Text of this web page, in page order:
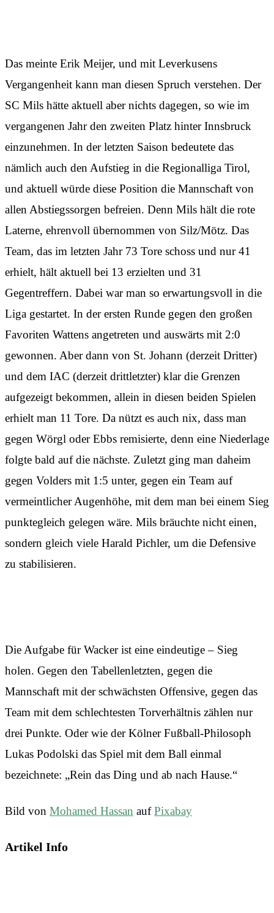
Das meinte Erik Meijer, und mit Leverkusens
Vergangenheit kann man diesen Spruch verstehen. Der
SC Mils hätte aktuell aber nichts dagegen, so wie im
vergangenen Jahr den zweiten Platz hinter Innsbruck
einzunehmen. In der letzten Saison bedeutete das
nämlich auch den Aufstieg in die Regionalliga Tirol,
und aktuell würde diese Position die Mannschaft von
allen Abstiegssorgen befreien. Denn Mils hält die rote
Laterne, ehrenvoll übernommen von Silz/Mötz. Das
Team, das im letzten Jahr 73 Tore schoss und nur 41
erhielt, hält aktuell bei 13 erzielten und 31
Gegentreffern. Dabei war man so erwartungsvoll in die
Liga gestartet. In der ersten Runde gegen den großen
Favoriten Wattens angetreten und auswärts mit 2:0
gewonnen. Aber dann von St. Johann (derzeit Dritter)
und dem IAC (derzeit drittletzter) klar die Grenzen
aufgezeigt bekommen, allein in diesen beiden Spielen
erhielt man 11 Tore. Da nützt es auch nix, dass man
gegen Wörgl oder Ebbs remisierte, denn eine Niederlage
folgte bald auf die nächste. Zuletzt ging man daheim
gegen Volders mit 1:5 unter, gegen ein Team auf
vermeintlicher Augenhöhe, mit dem man bei einem Sieg
punktegleich gelegen wäre. Mils bräuchte nicht einen,
sondern gleich viele Harald Pichler, um die Defensive
zu stabilisieren.
Die Aufgabe für Wacker ist eine eindeutige – Sieg
holen. Gegen den Tabellenletzten, gegen die
Mannschaft mit der schwächsten Offensive, gegen das
Team mit dem schlechtesten Torverhältnis zählen nur
drei Punkte. Oder wie der Kölner Fußball-Philosoph
Lukas Podolski das Spiel mit dem Ball einmal
bezeichnete: „Rein das Ding und ab nach Hause.“
Bild von Mohamed Hassan aufPixabay
Artikel Info